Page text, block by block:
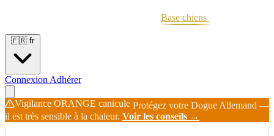
Base chiens
🇫🇷 fr
Connexion Adhérer
Vigilance ORANGE canicule Protégez votre Dogue Allemand —
il est très sensible à la chaleur. Voir les conseils →